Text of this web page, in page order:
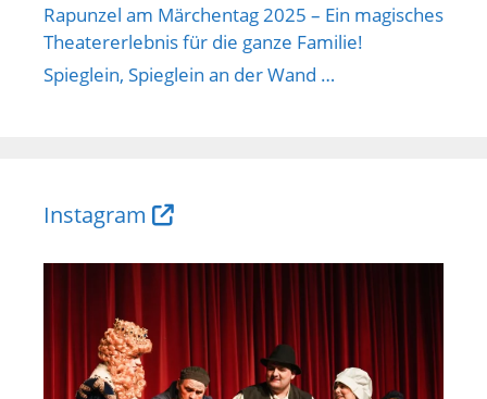
Rapunzel am Märchentag 2025 – Ein magisches
Theatererlebnis für die ganze Familie!
Spieglein, Spieglein an der Wand …
Instagram